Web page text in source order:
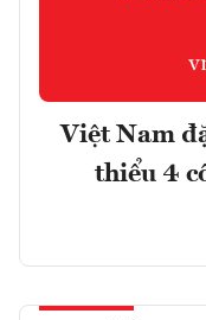
Việt Nam
thiểu 4